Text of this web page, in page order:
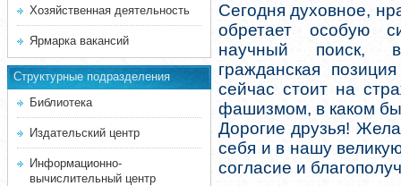
Хозяйственная деятельность
Ярмарка вакансий
Структурные подразделения
Библиотека
Издательский центр
Информационно-
вычислительный центр
Сегодня духовное,
обретает особую
научный поиск,
гражданская
сейчас стоит на
фашизмом, в каком
Дорогие друзья!
себя и в нашу
согласие и